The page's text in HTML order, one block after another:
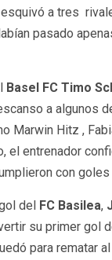
a tres
pasado
Basel FC Timo
a algunos
Marwin Hitz ,
el entrenador
con goles
del FC Basilea,
su primer gol
para rematar